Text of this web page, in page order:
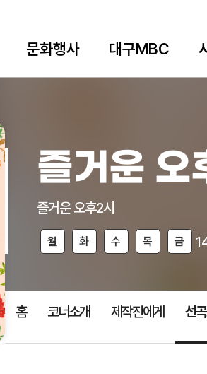
문화행사 대구MBC
즐거운 오
즐거운 오후2시
월 화 수 목 금
홈 코너소개 제작진에게 선